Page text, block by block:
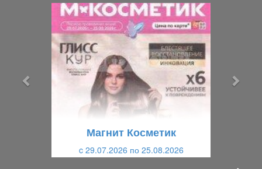
Магнит Косметик
c 29.07.2026 по 25.08.2026